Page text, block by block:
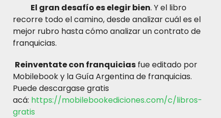
El gran desafío es elegir bien. Y el libro
recorre todo el camino, desde analizar cuál es el
mejor rubro hasta cómo analizar un contrato de
franquicias.
Reinventate con franquicias fue editado por
Mobilebook y la Guía Argentina de franquicias.
Puede descargase gratis
acá: https://mobilebookediciones.com/c/libros-
gratis